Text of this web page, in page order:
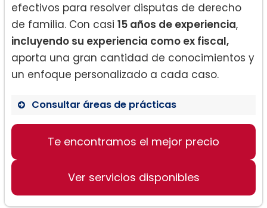
efectivos para resolver disputas de derecho
de familia. Con casi 15 años de experiencia,
incluyendo su experiencia como ex fiscal,
aporta una gran cantidad de conocimientos y
un enfoque personalizado a cada caso.
Consultar áreas de prácticas
Derecho de Familia
Custodia y Visitación de Menores
Adopción
Te encontramos el mejor precio
Ver servicios disponibles